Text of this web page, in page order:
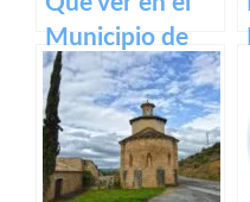
Municipio de
Zugarramurdi
en Navarra